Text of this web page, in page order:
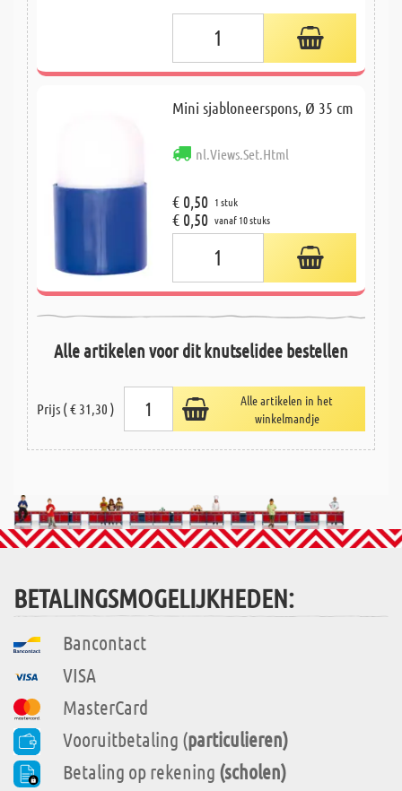
Mini sjabloneerspons, Ø 35 cm
nl.Views.Set.Html
€ 0,50 1 stuk
€ 0,50 vanaf 10 stuks
Alle artikelen voor dit knutselidee bestellen
Prijs ( € 31,30 )
Alle artikelen in het
winkelmandje
BETALINGSMOGELIJKHEDEN:
Bancontact
VISA
MasterCard
Vooruitbetaling (particulieren)
Betaling op rekening (scholen)